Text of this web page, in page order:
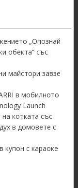
„Опознай
обекта“ със
майстори завзе
в мобилното
Launch
котката със
в домовете с
купон с караоке